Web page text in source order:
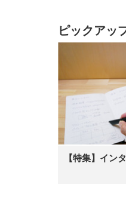
ピックアッ
【特集】イン